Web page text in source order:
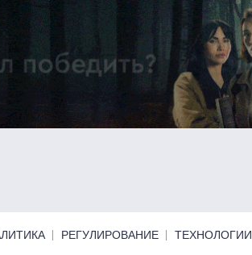
РЕГУЛИРОВАНИЕ ТЕХНОЛОГИИ